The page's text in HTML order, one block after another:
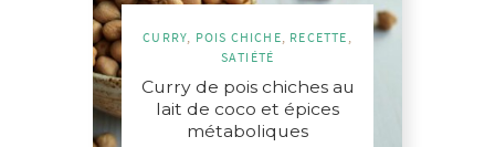
CURRY POIS CHICHE RECETTE
SATIÉTÉ
Curry de pois chiches au
lait de coco et épices
métaboliques